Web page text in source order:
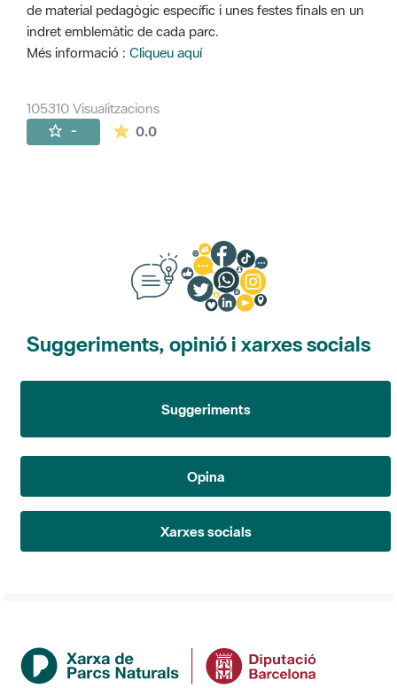
de material pedagògic específic i unes festes finals en un
indret emblemàtic de cada parc.
Més informació : Cliqueu aquí
105310 Visualitzacions
- 0.0La mitjana de les valoracions és de 0
Suggeriments, opinió i xarxes socials
Suggeriments
Opina
Xarxes socials